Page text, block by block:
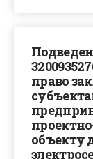
право
объекту